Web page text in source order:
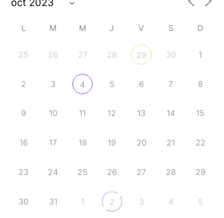
L M M J V S D
25 26 27 28 29 30 1
2 3 4 5 6 7 8
9 10 11 12 13 14 15
16 17 18 19 20 21 22
23 24 25 26 27 28 29
30 31 1 2 3 4 5